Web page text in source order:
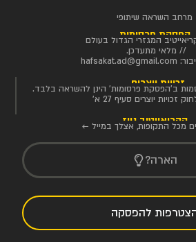
מרחב השראה שיתופי
הפסקת פרסומות
המגזרי הגדול בעולם
// מלאי מתעדכן.
hafsakat.ad@gmail.com
זכויות יוצרים
ב'הפסקת פרסומות' הינן להשראה בלבד.
זכויות יוצרים סעיף 27 א'
הקריאייטיב ניוז
מכל התקופות, אצלך במייל ←
הארה?
להפסקה